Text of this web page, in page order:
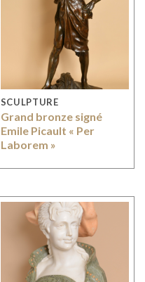
SCULPTURE
Grand bronze signé
Emile Picault « Per
Laborem »